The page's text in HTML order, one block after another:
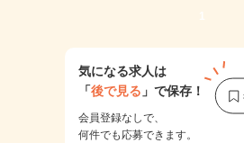
1
気になる求人は
「後で見る 」で保存！
会員登録なしで、
何件でも応募できます。